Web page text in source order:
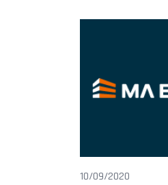
10/09/2020